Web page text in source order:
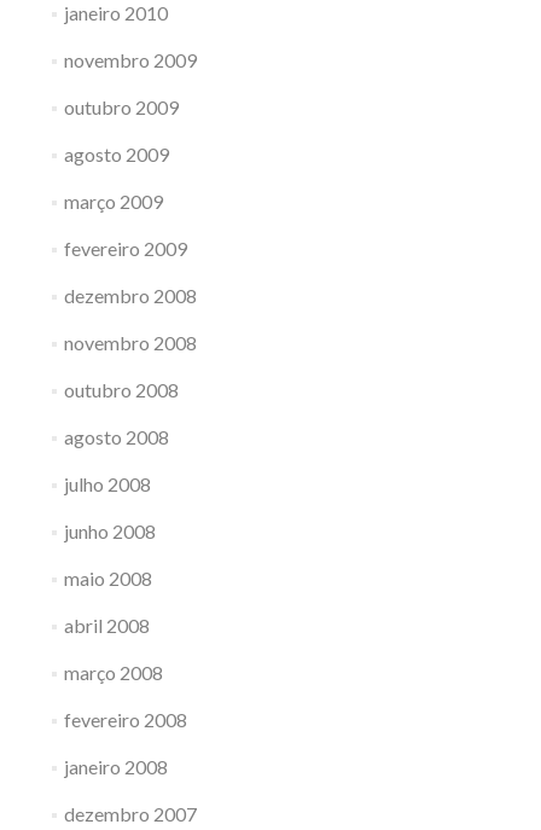
janeiro 2010
novembro 2009
outubro 2009
agosto 2009
março 2009
fevereiro 2009
dezembro 2008
novembro 2008
outubro 2008
agosto 2008
julho 2008
junho 2008
maio 2008
abril 2008
março 2008
fevereiro 2008
janeiro 2008
dezembro 2007